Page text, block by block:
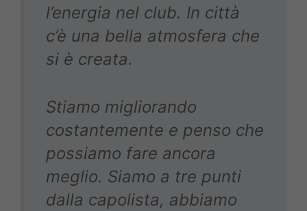
l’energia nel club. In città
c’è una bella atmosfera che
si è creata.
Stiamo migliorando
costantemente e penso che
possiamo fare ancora
meglio. Siamo a tre punti
dalla capolista, abbiamo